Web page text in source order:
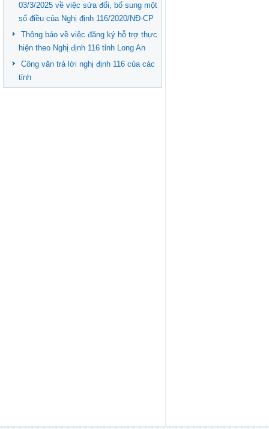
03/3/2025 về việc sửa đổi, bổ sung một
số điều của Nghị định 116/2020/NĐ-CP
Thông báo về việc đăng ký hỗ trợ thực
hiện theo Nghị định 116 tỉnh Long An
Công văn trả lời nghị định 116 của các
tỉnh